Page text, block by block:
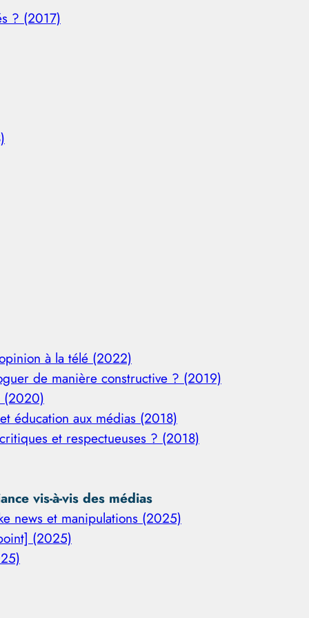
? (2017)
à la télé (2022)
de manière constructive ? (2019)
(2020)
éducation aux médias (2018)
et respectueuses ? (2018)
vis-à-vis des médias
news et manipulations (2025)
(2025)